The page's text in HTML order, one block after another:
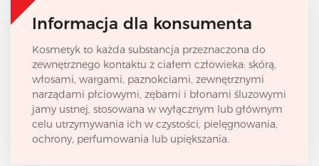
Informacja dla konsumenta
Kosmetyk to każda substancja przeznaczona do
zewnętrznego kontaktu z ciałem człowieka: skórą,
włosami, wargami, paznokciami, zewnętrznymi
narządami płciowymi, zębami i błonami śluzowymi
jamy ustnej, stosowana w wyłącznym lub głównym
celu utrzymywania ich w czystości, pielęgnowania,
ochrony, perfumowania lub upiększania.